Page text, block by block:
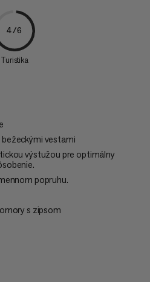
4/6
Turistika
vestami
výstužou pre optimálny
popruhu.
s zipsom